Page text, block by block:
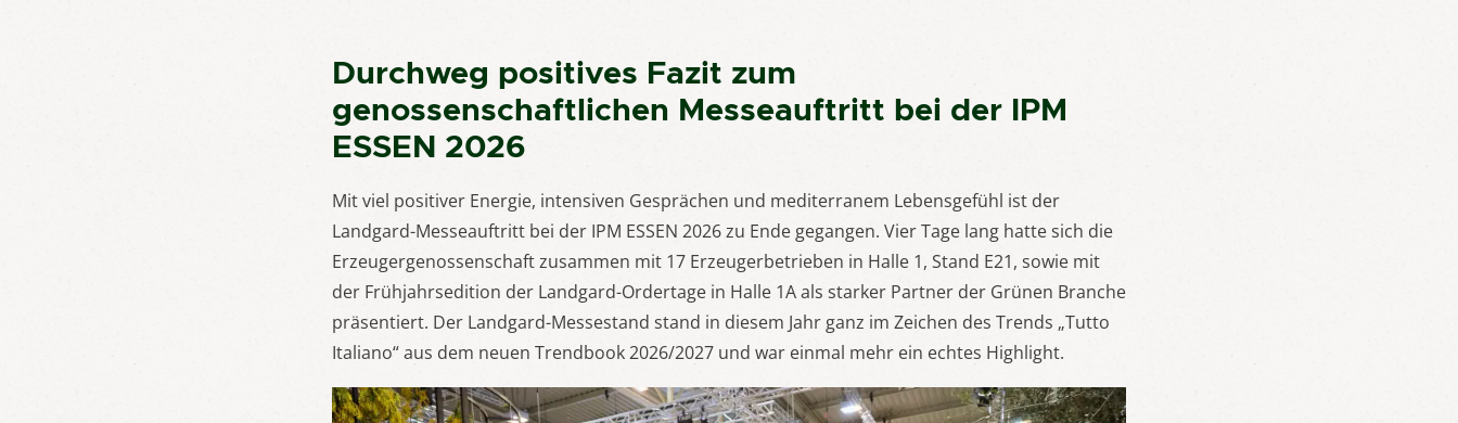
Durchweg positives Fazit zum
genossenschaftlichen Messeauftritt bei der IPM
ESSEN 2026
Mit viel positiver Energie, intensiven Gesprächen und mediterranem Lebensgefühl ist der
Landgard-Messeauftritt bei der IPM ESSEN 2026 zu Ende gegangen. Vier Tage lang hatte sich die
Erzeugergenossenschaft zusammen mit 17 Erzeugerbetrieben in Halle 1, Stand E21, sowie mit
der Frühjahrsedition der Landgard-Ordertage in Halle 1A als starker Partner der Grünen Branche
präsentiert. Der Landgard-Messestand stand in diesem Jahr ganz im Zeichen des Trends „Tutto
Italiano“ aus dem neuen Trendbook 2026/2027 und war einmal mehr ein echtes Highlight.